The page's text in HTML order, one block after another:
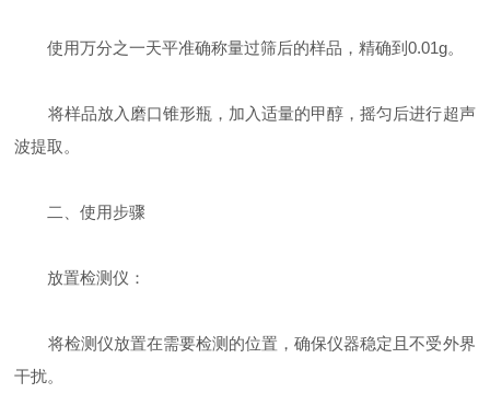
使用万分之一天平准确称量过筛后的样品，精确到0.01g。
将样品放入磨口锥形瓶，加入适量的甲醇，摇匀后进行超声
波提取。
二、使用步骤
放置检测仪：
将检测仪放置在需要检测的位置，确保仪器稳定且不受外界
干扰。